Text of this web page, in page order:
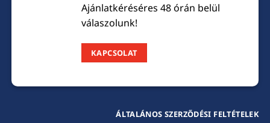
Ajánlatkéréséres 48 órán belül
válaszolunk!
KAPCSOLAT
ÁLTALÁNOS SZERZŐDÉSI FELTÉTELEK